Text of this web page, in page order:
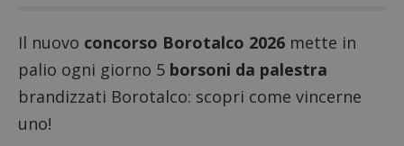
Il nuovo concorso Borotalco 2026 mette in
palio ogni giorno 5 borsoni da palestra
brandizzati Borotalco: scopri come vincerne
uno!